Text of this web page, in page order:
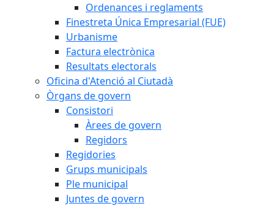
Ordenances i reglaments
Finestreta Única Empresarial (FUE)
Urbanisme
Factura electrònica
Resultats electorals
Oficina d'Atenció al Ciutadà
Òrgans de govern
Consistori
Àrees de govern
Regidors
Regidories
Grups municipals
Ple municipal
Juntes de govern